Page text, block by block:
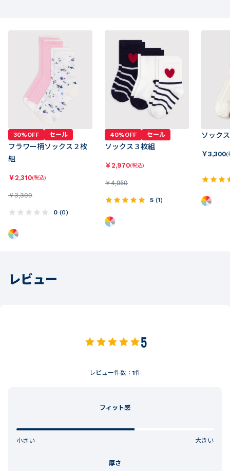
30%OFF セール
フラワー柄ソックス２枚
組
￥2,310(税込)
￥3,300
0 (0)
40%OFF セール
ソックス３枚組
￥2,970(税込)
￥4,950
5 (1)
ソック
￥3,300(
レビュー
5
レビュー件数： 1件
フィット感
小さい 大きい
厚さ